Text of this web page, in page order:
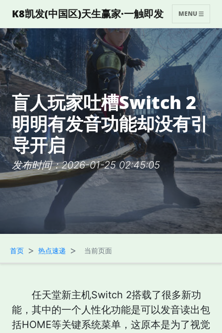
K8凯发(中国区)天生赢家·一触即发 MENU
盲人玩家吐槽Switch 2
明明有发音功能却没有引
导开启
发布时间：2026-01-25 02:45:05
首页 > 热点速递 > 当前页面
任天堂新主机Switch 2搭载了很多新功
能，其中的一个人性化功能是可以发音读出包
括HOME等关键系统菜单，这原本是为了视觉